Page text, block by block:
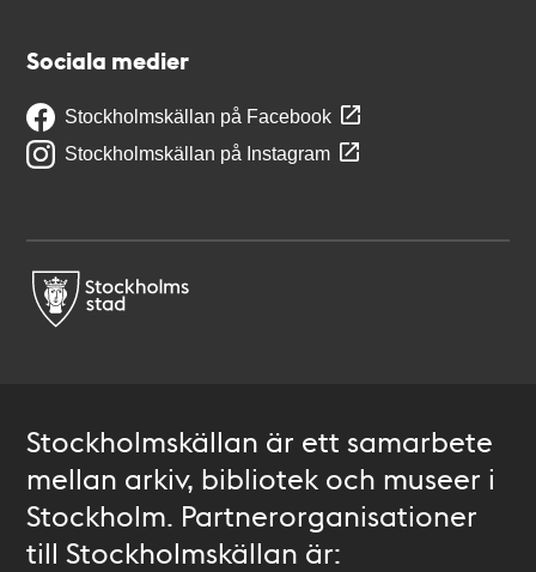
Sociala medier
Stockholmskällan på Facebook
Stockholmskällan på Instagram
Stockholmskällan är ett samarbete
mellan arkiv, bibliotek och museer i
Stockholm. Partnerorganisationer
till Stockholmskällan är: